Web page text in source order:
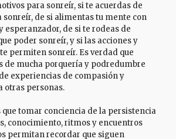
para sonreír, si te acuerdas de
sonreír, de si alimentas tu mente con
esperanzador, de si te rodeas de
poder sonreír, y si las acciones y
permiten sonreír. Es verdad que
de mucha porquería y podredumbre
experiencias de compasión y
otras personas.
que tomar conciencia de la persistencia
conocimiento, ritmos y encuentros
permitan recordar que siguen